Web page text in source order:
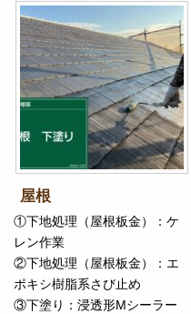
屋根
①下地処理（屋根板金）：ケ
レン作業
②下地処理（屋根板金）：エ
ポキシ樹脂系さび止め
③下塗り：浸透形Mシーラー